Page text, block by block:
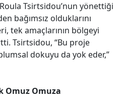
Tsirtsidou’nun yönettiği
bağımsız olduklarını
tek amaçlarının bölgeyi
Tsirtsidou, “Bu proje
dokuyu da yok eder,”
Omuz Omuza